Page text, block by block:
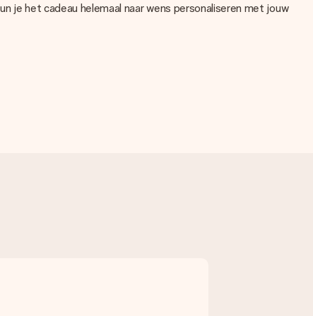
je het cadeau helemaal naar wens personaliseren met jouw
je niet zeker bent over de kwaliteit van je foto, neem dan
contact op met onze klantenservice, zij helpen je graag!